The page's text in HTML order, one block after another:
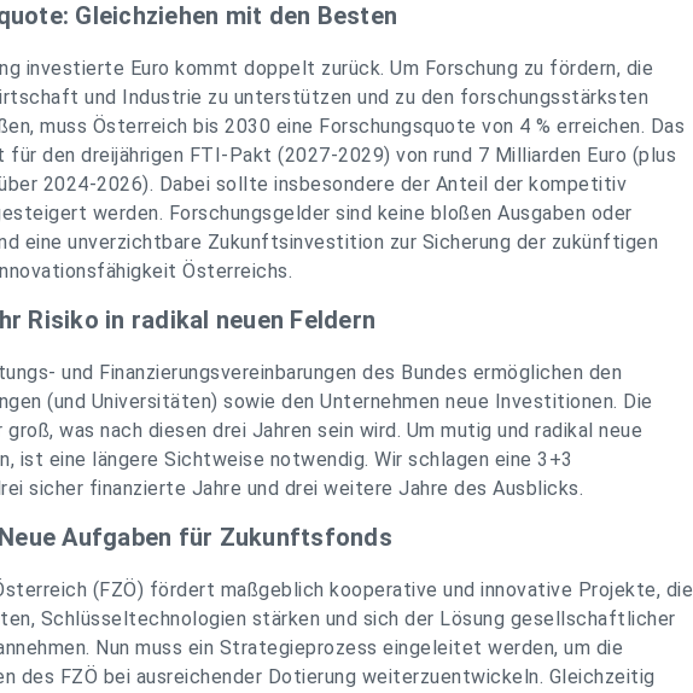
Gleichziehen mit den Besten
investierte Euro kommt doppelt zurück. Um Forschung zu fördern, die
und Industrie zu unterstützen und zu den forschungsstärksten
muss Österreich bis 2030 eine Forschungsquote von 4 % erreichen. Das
den dreijährigen FTI-Pakt (2027-2029) von rund 7 Milliarden Euro (plus
2024-2026). Dabei sollte insbesondere der Anteil der kompetitiv
werden. Forschungsgelder sind keine bloßen Ausgaben oder
eine unverzichtbare Zukunftsinvestition zur Sicherung der zukünftigen
Österreichs.
Risiko in radikal neuen Feldern
und Finanzierungsvereinbarungen des Bundes ermöglichen den
(und Universitäten) sowie den Unternehmen neue Investitionen. Die
was nach diesen drei Jahren sein wird. Um mutig und radikal neue
ist eine längere Sichtweise notwendig. Wir schlagen eine 3+3
sicher finanzierte Jahre und drei weitere Jahre des Ausblicks.
Aufgaben für Zukunftsfonds
(FZÖ) fördert maßgeblich kooperative und innovative Projekte, die
Schlüsseltechnologien stärken und sich der Lösung gesellschaftlicher
Nun muss ein Strategieprozess eingeleitet werden, um die
des FZÖ bei ausreichender Dotierung weiterzuentwickeln. Gleichzeitig